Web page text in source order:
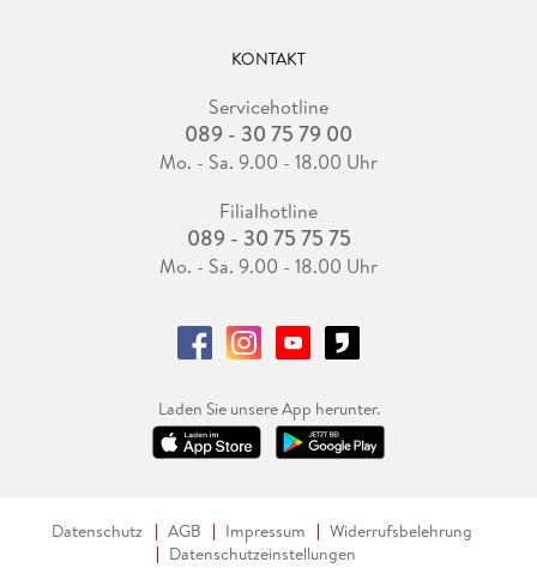
KONTAKT
Servicehotline
089 - 30 75 79 00
Mo. - Sa. 9.00 - 18.00 Uhr
Filialhotline
089 - 30 75 75 75
Mo. - Sa. 9.00 - 18.00 Uhr
Laden Sie unsere App herunter.
Datenschutz AGB Impressum
Widerrufsbelehrung
Datenschutzeinstellungen